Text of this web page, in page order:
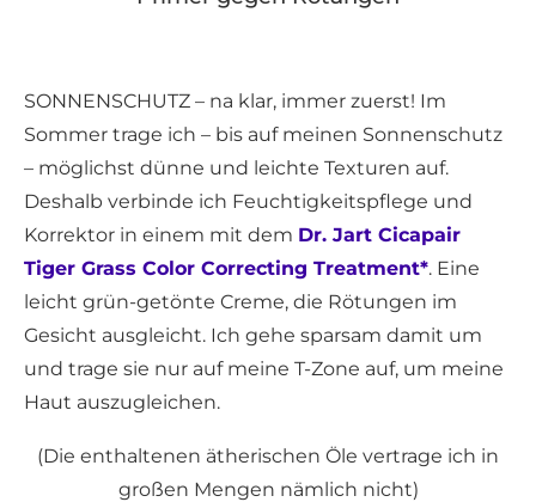
SONNENSCHUTZ – na klar, immer zuerst! Im
Sommer trage ich – bis auf meinen Sonnenschutz
– möglichst dünne und leichte Texturen auf.
Deshalb verbinde ich Feuchtigkeitspflege und
Korrektor in einem mit dem Dr. Jart Cicapair
Tiger Grass Color Correcting Treatment*. Eine
leicht grün-getönte Creme, die Rötungen im
Gesicht ausgleicht. Ich gehe sparsam damit um
und trage sie nur auf meine T-Zone auf, um meine
Haut auszugleichen.
(Die enthaltenen ätherischen Öle vertrage ich in
großen Mengen nämlich nicht)